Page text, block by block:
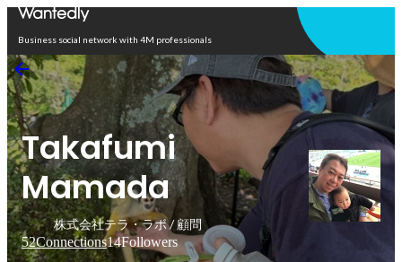
Business social network with 4M professionals
Takafumi
Mamada
株式会社テラ・ラボ / 顧問
52Connections14Followers